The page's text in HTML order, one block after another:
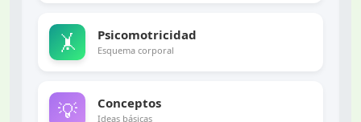
🤸 Psicomotricidad
Esquema corporal
💡 Conceptos
Ideas básicas